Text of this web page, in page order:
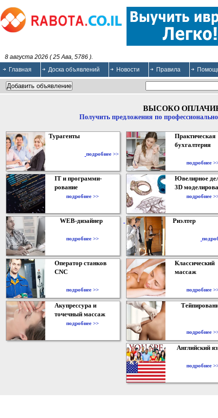
8 августа 2026 ( 25 Ава, 5786 ).
Главная
Доска объявлений Новости Правила
ВЫСОКО
Получить предложения по
Турагенты
подробнее >>
Практическая
бухгалтерия
подробнее
IT и программи-
рование
подробнее >>
Ювелирное
3D
подробнее
WEB-дизайнер
подробнее >>
Риэлтер
Оператор станков
CNC
подробнее >>
Классический
массаж
подробнее
Акупрессура и
точечный массаж
подробнее >>
подробнее
Английский
подробнее